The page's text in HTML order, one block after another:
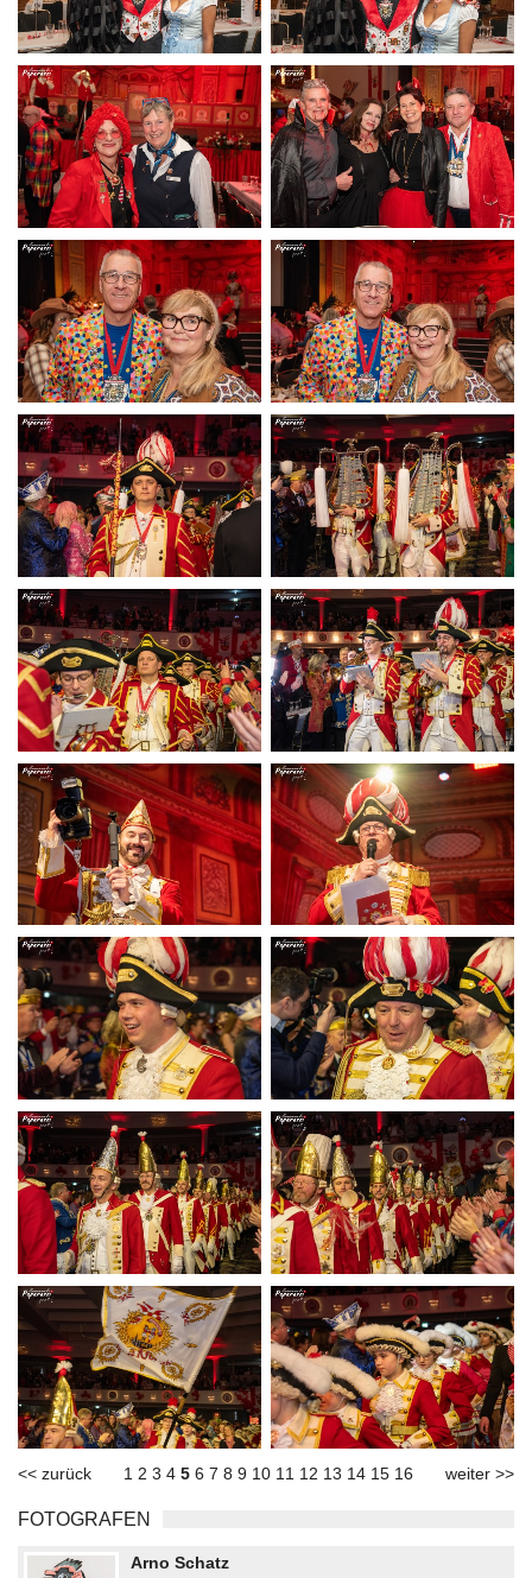
<< zurück 1 2 3 4 5 6 7 8 9 10 11 12 13 14 15 16 weiter >>
FOTOGRAFEN
Arno Schatz